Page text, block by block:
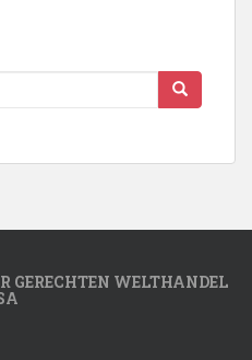
GERECHTEN WELTHANDEL